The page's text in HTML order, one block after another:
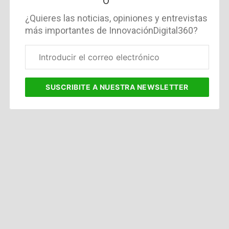
¿Quieres las noticias, opiniones y entrevistas
más importantes de InnovaciónDigital360?
electrónico
SUSCRIBITE A NUESTRA NEWSLETTER